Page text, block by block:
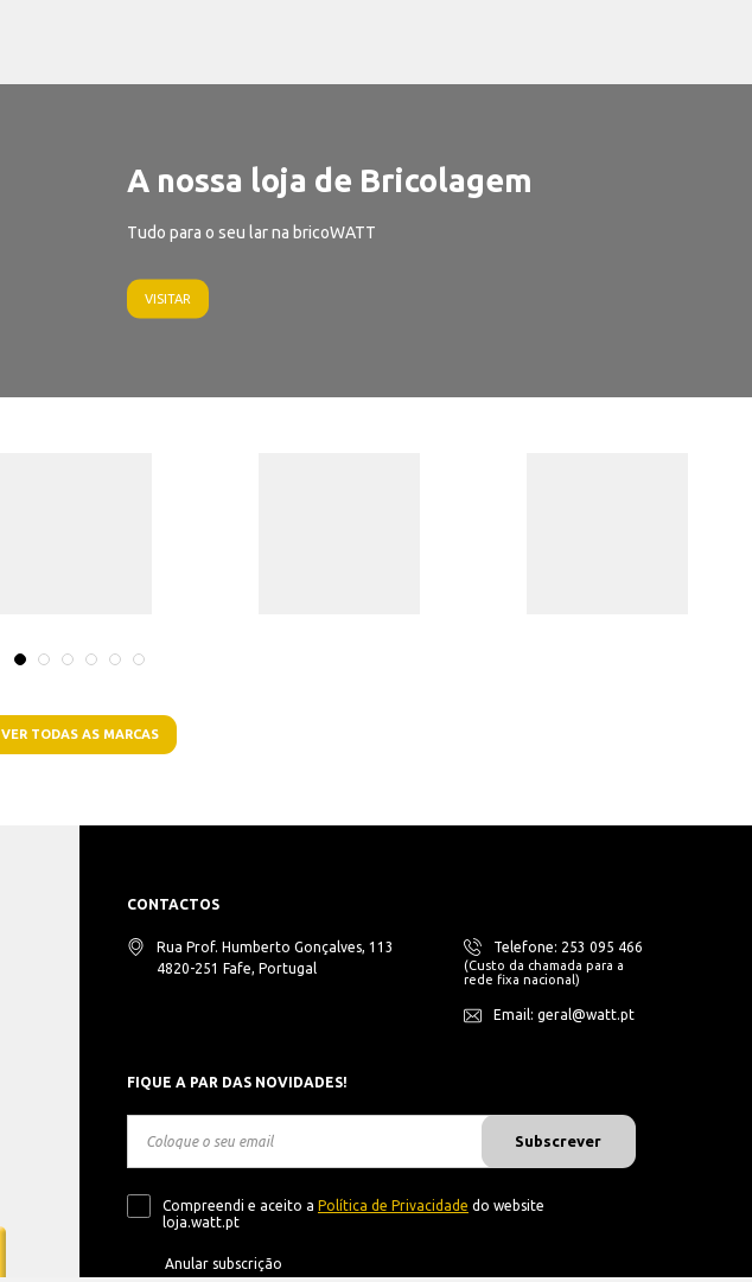
A nossa loja de Bricolagem
Tudo para o seu lar na bricoWATT
VISITAR
VER TODAS AS MARCAS
CONTACTOS
Rua Prof. Humberto Gonçalves, 113
4820-251 Fafe, Portugal
Telefone: 253 095 466
(Custo da chamada para a
rede fixa nacional)
Email: geral@watt.pt
FIQUE A PAR DAS NOVIDADES!
Subscrever
Compreendi e aceito a Política de Privacidade do website
loja.watt.pt
Anular subscrição